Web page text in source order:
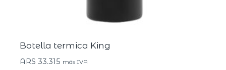
Botella termica King
ARS 33.315 más IVA